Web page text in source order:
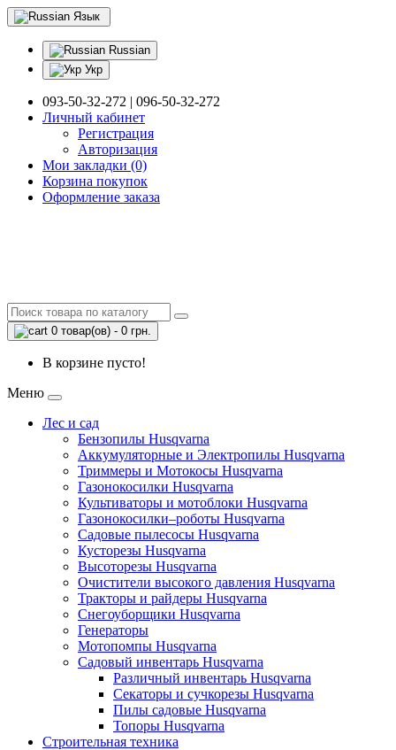
Язык
Russian
Укр
093-50-32-272 | 096-50-32-272
Личный кабинет
Регистрация
Авторизация
Мои закладки (0)
Корзина покупок
Оформление заказа
0 товар(ов) - 0 грн.
В корзине пусто!
Меню
Лес и сад
Бензопилы Husqvarna
Аккумуляторные и Электропилы Нusqvarna
Триммеры и Мотокосы Нusqvarna
Газонокосилки Husqvarna
Культиваторы и мотоблоки Husqvarna
Газонокосилки–роботы Husqvarna
Садовые пылесосы Husqvarna
Кусторезы Husqvarna
Высоторезы Husqvarna
Очистители высокого давления Husqvarna
Тракторы и райдеры Husqvarna
Снегоуборщики Husqvarna
Генераторы
Мотопомпы Husqvarna
Садовый инвентарь Husqvarna
Различный инвентарь Husqvarna
Секаторы и сучкорезы Husqvarna
Пилы садовые Husqvarna
Топоры Husqvarna
Строительная техника